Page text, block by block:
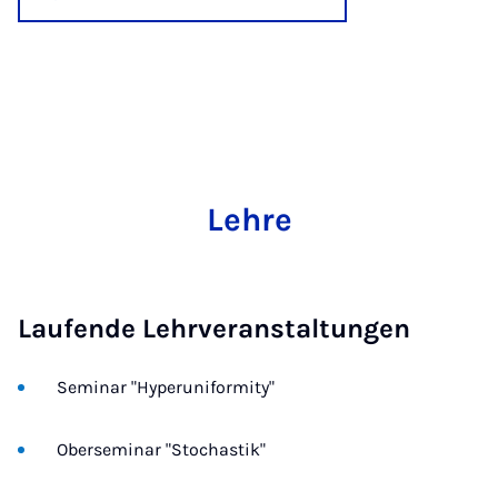
Lehre
Laufende Lehrveranstaltungen
Seminar "Hyperuniformity"
Oberseminar "Stochastik"